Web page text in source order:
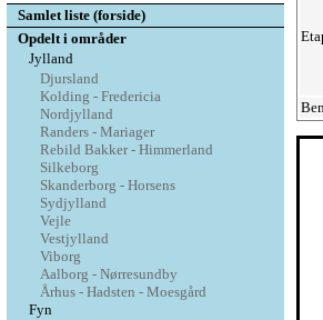
Samlet liste (forside)
Opdelt i områder
Jylland
Djursland
Kolding - Fredericia
Nordjylland
Randers - Mariager
Rebild Bakker - Himmerland
Silkeborg
Skanderborg - Horsens
Sydjylland
Vejle
Vestjylland
Viborg
Aalborg - Nørresundby
Århus - Hadsten - Moesgård
Fyn